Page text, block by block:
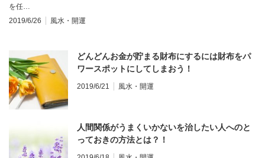
を任…
2019/6/26
風水・開運
どんどんお金が貯まる財布にするには財布をパ
ワースポットにしてしまおう！
2019/6/21 風水・開運
人間関係がうまくいかないを治したい人へのと
っておきの方法とは？！